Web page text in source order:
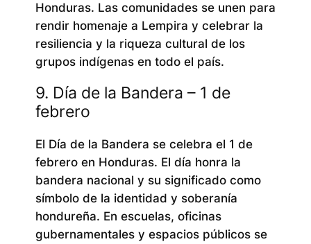
Honduras. Las comunidades se unen para
rendir homenaje a Lempira y celebrar la
resiliencia y la riqueza cultural de los
grupos indígenas en todo el país.
9. Día de la Bandera – 1 de
febrero
El Día de la Bandera se celebra el 1 de
febrero en Honduras. El día honra la
bandera nacional y su significado como
símbolo de la identidad y soberanía
hondureña. En escuelas, oficinas
gubernamentales y espacios públicos se